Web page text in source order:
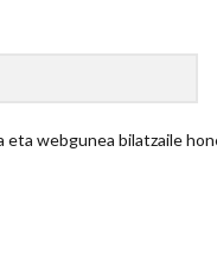
eta webgunea bilatzaile